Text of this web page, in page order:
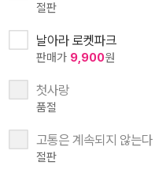
절판
날아라 로켓파크
판매가 9,900원
첫사랑
품절
고통은 계속되지 않는다
절판